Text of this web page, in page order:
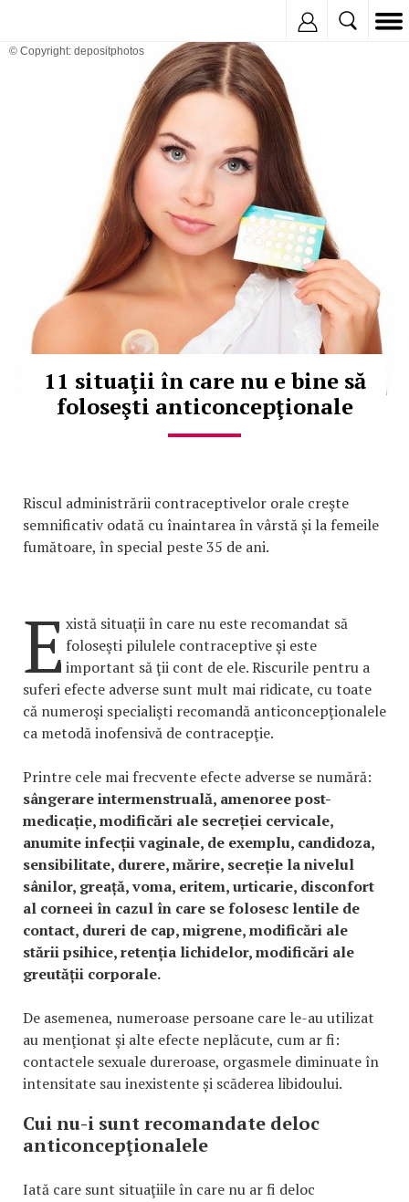
© Copyright: depositphotos
11 situaţii în care nu e bine să
foloseşti anticoncepţionale
Riscul administrării contraceptivelor orale creşte
semnificativ odată cu înaintarea în vârstă și la femeile
fumătoare, în special peste 35 de ani.
E xistă situaţii în care nu este recomandat să
foloseşti pilulele contraceptive şi este
important să ţii cont de ele. Riscurile pentru a
suferi efecte adverse sunt mult mai ridicate, cu toate
că numeroşi specialişti recomandă anticoncepţionalele
ca metodă inofensivă de contracepţie.
Printre cele mai frecvente efecte adverse se numără:
sângerare intermenstruală, amenoree post-
medicație, modificări ale secreției cervicale,
anumite infecții vaginale, de exemplu, candidoza,
sensibilitate, durere, mărire, secreție la nivelul
sânilor, greață, voma, eritem, urticarie, disconfort
al corneei în cazul în care se folosesc lentile de
contact, dureri de cap, migrene, modificări ale
stării psihice, retenția lichidelor, modificări ale
greutății corporale.
De asemenea, numeroase persoane care le-au utilizat
au menţionat şi alte efecte neplăcute, cum ar fi:
contactele sexuale dureroase, orgasmele diminuate în
intensitate sau inexistente și scăderea libidoului.
Cui nu-i sunt recomandate deloc
anticoncepţionalele
Iată care sunt situaţiile în care nu ar fi deloc